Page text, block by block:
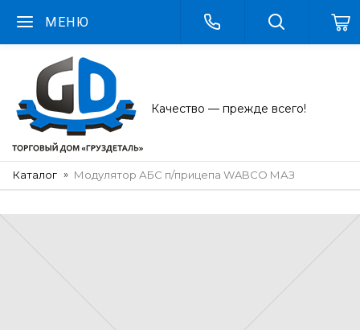
МЕНЮ
Качество — прежде всего!
Каталог Модулятор АБС п/прицепа WABCO МАЗ